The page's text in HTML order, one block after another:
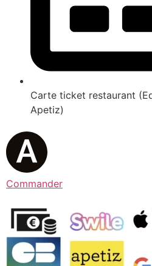
Carte ticket restaurant
Apetiz)
Commander